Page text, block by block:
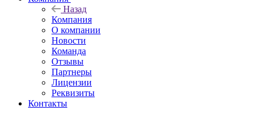
Назад
Компания
О компании
Новости
Команда
Отзывы
Партнеры
Лицензии
Реквизиты
Контакты